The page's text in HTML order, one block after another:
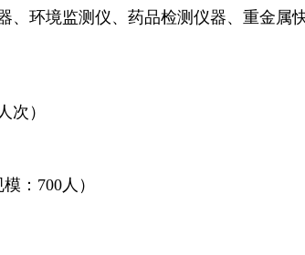
环境监测仪、药品检测仪器、重金
次）
：700人）